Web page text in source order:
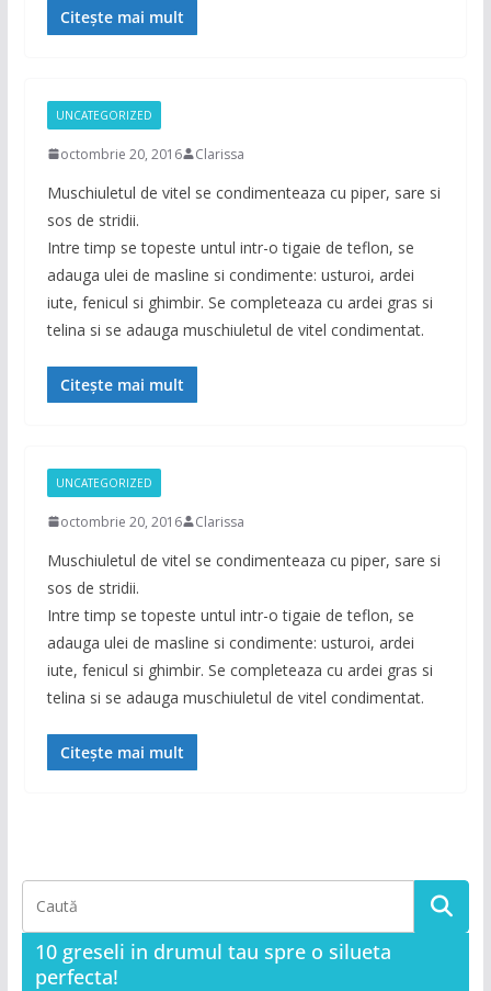
Citește mai mult
UNCATEGORIZED
octombrie 20, 2016 Clarissa
Muschiuletul de vitel se condimenteaza cu piper, sare si
sos de stridii.
Intre timp se topeste untul intr-o tigaie de teflon, se
adauga ulei de masline si condimente: usturoi, ardei
iute, fenicul si ghimbir. Se completeaza cu ardei gras si
telina si se adauga muschiuletul de vitel condimentat.
Citește mai mult
UNCATEGORIZED
octombrie 20, 2016 Clarissa
Muschiuletul de vitel se condimenteaza cu piper, sare si
sos de stridii.
Intre timp se topeste untul intr-o tigaie de teflon, se
adauga ulei de masline si condimente: usturoi, ardei
iute, fenicul si ghimbir. Se completeaza cu ardei gras si
telina si se adauga muschiuletul de vitel condimentat.
Citește mai mult
10 greseli in drumul tau spre o silueta
perfecta!